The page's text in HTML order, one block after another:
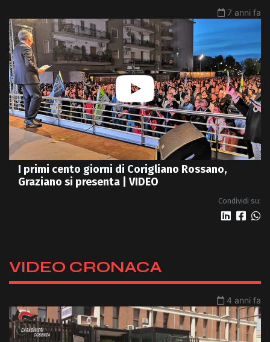
7 anni fa
I primi cento giorni di Corigliano Rossano,
Graziano si presenta | VIDEO
Condividi su:
VIDEO CRONACA
4 anni fa